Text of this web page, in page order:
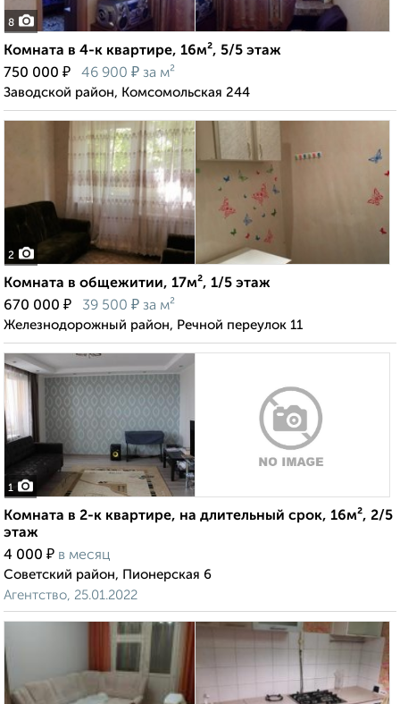
8
Комната в 4-к квартире, 16м², 5/5 этаж
750 000 ₽ 46 900 ₽ за м²
Заводской район, Комсомольская 244
2
Комната в общежитии, 17м², 1/5 этаж
670 000 ₽ 39 500 ₽ за м²
Железнодорожный район, Речной переулок 11
1
Комната в 2-к квартире, на длительный срок, 16м², 2/5
этаж
4 000 ₽ в месяц
Советский район, Пионерская 6
Агентство, 25.01.2022